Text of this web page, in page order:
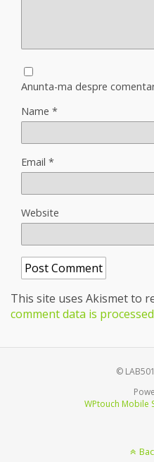
Anunta-ma despre
Name *
Email *
Website
This site uses Akismet to
comment data is processed
©
WPtouch Mobile